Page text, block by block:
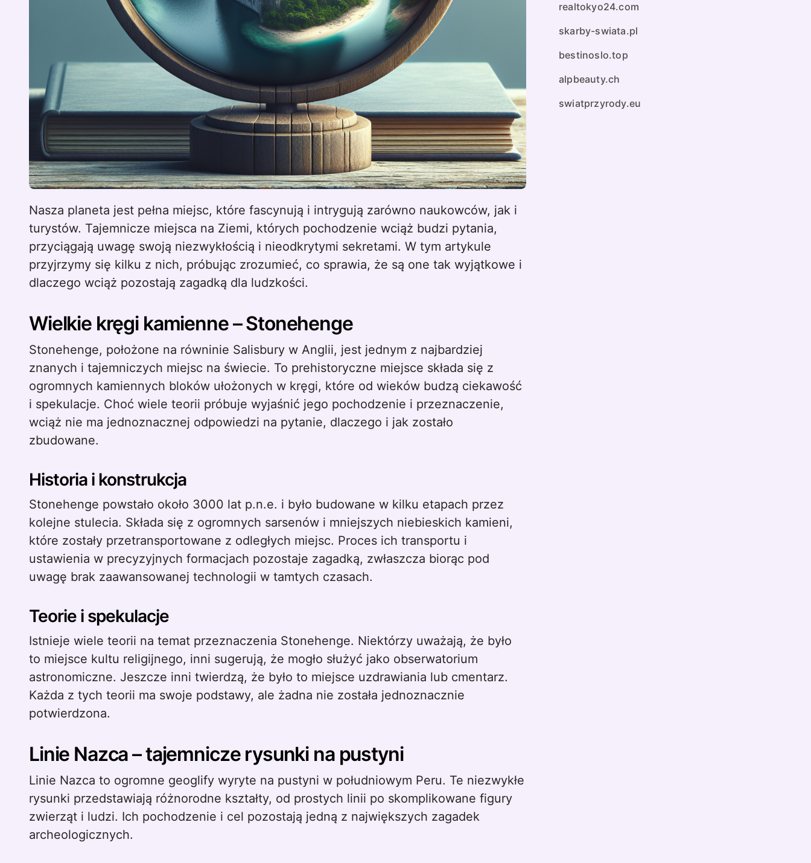
Nasza planeta jest pełna miejsc, które fascynują i intrygują zarówno naukowców, jak i
turystów. Tajemnicze miejsca na Ziemi, których pochodzenie wciąż budzi pytania,
przyciągają uwagę swoją niezwykłością i nieodkrytymi sekretami. W tym artykule
przyjrzymy się kilku z nich, próbując zrozumieć, co sprawia, że są one tak wyjątkowe i
dlaczego wciąż pozostają zagadką dla ludzkości.
Wielkie kręgi kamienne – Stonehenge
Stonehenge, położone na równinie Salisbury w Anglii, jest jednym z najbardziej
znanych i tajemniczych miejsc na świecie. To prehistoryczne miejsce składa się z
ogromnych kamiennych bloków ułożonych w kręgi, które od wieków budzą ciekawość
i spekulacje. Choć wiele teorii próbuje wyjaśnić jego pochodzenie i przeznaczenie,
wciąż nie ma jednoznacznej odpowiedzi na pytanie, dlaczego i jak zostało
zbudowane.
Historia i konstrukcja
Stonehenge powstało około 3000 lat p.n.e. i było budowane w kilku etapach przez
kolejne stulecia. Składa się z ogromnych sarsenów i mniejszych niebieskich kamieni,
które zostały przetransportowane z odległych miejsc. Proces ich transportu i
ustawienia w precyzyjnych formacjach pozostaje zagadką, zwłaszcza biorąc pod
uwagę brak zaawansowanej technologii w tamtych czasach.
Teorie i spekulacje
Istnieje wiele teorii na temat przeznaczenia Stonehenge. Niektórzy uważają, że było
to miejsce kultu religijnego, inni sugerują, że mogło służyć jako obserwatorium
astronomiczne. Jeszcze inni twierdzą, że było to miejsce uzdrawiania lub cmentarz.
Każda z tych teorii ma swoje podstawy, ale żadna nie została jednoznacznie
potwierdzona.
Linie Nazca – tajemnicze rysunki na pustyni
Linie Nazca to ogromne geoglify wyryte na pustyni w południowym Peru. Te niezwykłe
rysunki przedstawiają różnorodne kształty, od prostych linii po skomplikowane figury
zwierząt i ludzi. Ich pochodzenie i cel pozostają jedną z największych zagadek
archeologicznych.
realtokyo24.com
skarby-swiata.pl
bestinoslo.top
alpbeauty.ch
swiatprzyrody.eu